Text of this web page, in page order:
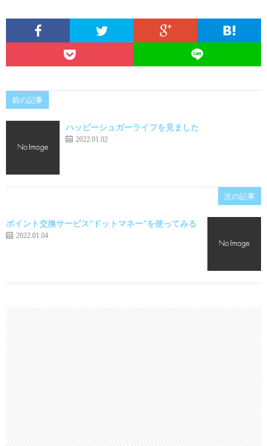
前の記事
ハッピーシュガーライフを見ました
2022.01.02
次の記事
ポイント交換サービス”ドットマネー”を使ってみる
2022.01.04